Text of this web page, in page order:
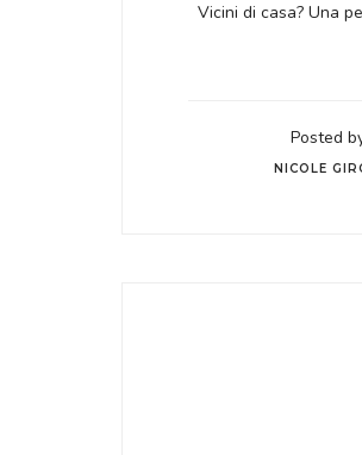
Vicini di casa? Una
Posted
NICOLE